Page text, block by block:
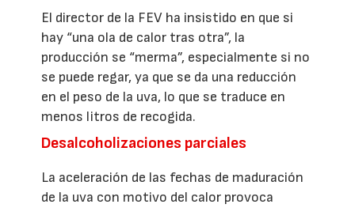
El director de la FEV ha insistido en que si
hay “una ola de calor tras otra”, la
producción se “merma”, especialmente si no
se puede regar, ya que se da una reducción
en el peso de la uva, lo que se traduce en
menos litros de recogida.
Desalcoholizaciones parciales
La aceleración de las fechas de maduración
de la uva con motivo del calor provoca